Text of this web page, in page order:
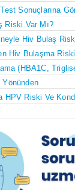
Sonuçlarına
Riski Var Mı?
Hiv Bulaş
Hiv Bulaşma Riski
(HBA1C,
Yönünden
HPV Riski Ve